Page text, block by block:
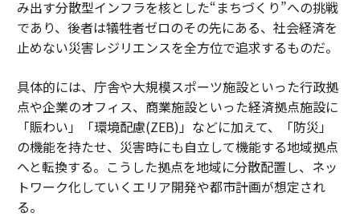
み出す分散型インフラを核とした“まちづくり”への挑戦
であり、後者は犠牲者ゼロのその先にある、社会経済を
止めない災害レジリエンスを全方位で追求するものだ。
具体的には、庁舎や大規模スポーツ施設といった行政拠
点や企業のオフィス、商業施設といった経済拠点施設に
「賑わい」「環境配慮(ZEB)」などに加えて、「防災」
の機能を持たせ、災害時にも自立して機能する地域拠点
へと転換する。こうした拠点を地域に分散配置し、ネッ
トワーク化していくエリア開発や都市計画が想定され
る。